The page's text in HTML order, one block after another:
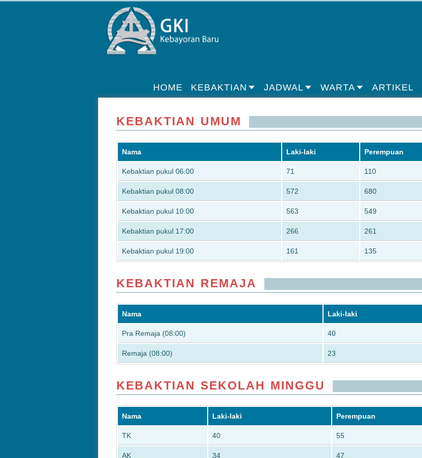
HOME KEBAKTIAN JADWAL WARTA ARTIKEL
KEBAKTIAN UMUM
Nama Laki-laki Perempuan
Kebaktian pukul 06:00 71 110
Kebaktian pukul 08:00 572 680
Kebaktian pukul 10:00 563 549
Kebaktian pukul 17:00 266 261
Kebaktian pukul 19:00 161 135
KEBAKTIAN REMAJA
Nama Laki-laki
Pra Remaja (08:00) 40
Remaja (08:00) 23
KEBAKTIAN SEKOLAH MINGGU
Nama Laki-laki Perempuan
TK 40 55
AK 34 47